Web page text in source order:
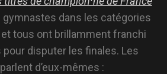
tous ont brillamment franchi
disputer les finales. Les
d’eux-mêmes :